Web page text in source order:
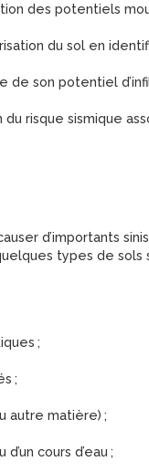
des potentiels
du sol en
de son potentiel
du risque sismique
d’importants
types de sols
;
;
autre matière) ;
cours d’eau ;